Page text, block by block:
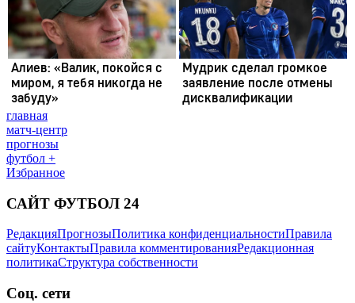
главная
матч-центр
прогнозы
футбол +
Избранное
САЙТ ФУТБОЛ 24
РедакцияПрогнозыПолитика конфиденциальностиПравила
сайтуКонтактыПравила комментированияРедакционная
политикаСтруктура собственности
Соц. сети